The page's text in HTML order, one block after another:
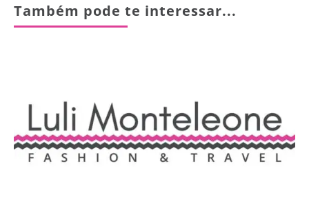
Também pode te interessar...